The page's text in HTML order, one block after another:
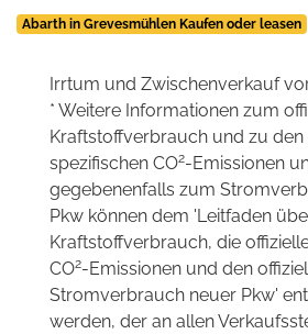
Abarth in Grevesmühlen Kaufen oder leasen
Irrtum und Zwischenverkauf
* Weitere Informationen zum
Kraftstoffverbrauch und zu den
spezifischen CO2-Emissionen
gegebenenfalls zum
Pkw können dem 'Leitfaden
Kraftstoffverbrauch, die
CO2-Emissionen und den
Stromverbrauch neuer Pkw'
werden, der an allen